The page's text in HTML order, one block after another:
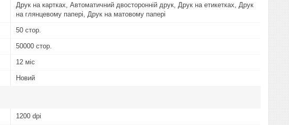
Друк на картках, Автоматичний двосторонній друк, Друк на етикетках, Друк
на глянцевому папері, Друк на матовому папері
50 стор.
50000 стор.
12 міс
Новий
1200 dpi